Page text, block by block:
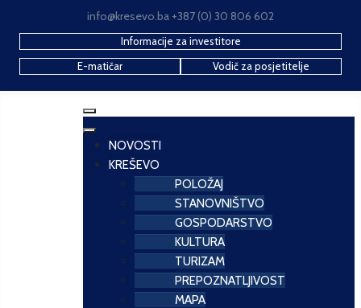
info@kresevo.ba +387 (0) 30 806 602
Informacije za investitore
E-matičar
Vodič za posjetitelje
NOVOSTI
KREŠEVO
POLOŽAJ
STANOVNIŠTVO
GOSPODARSTVO
KULTURA
TURIZAM
PREPOZNATLJIVOST
MAPA